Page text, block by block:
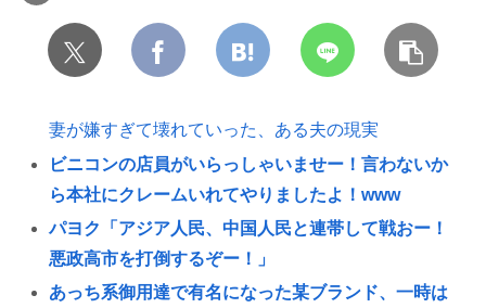
妻が嫌すぎて壊れていった、ある夫の現実
ビニコンの店員がいらっしゃいませー！言わないか
ら本社にクレームいれてやりましたよ！www
パヨク「アジア人民、中国人民と連帯して戦おー！
悪政高市を打倒するぞー！」
あっち系御用達で有名になった某ブランド、一時は